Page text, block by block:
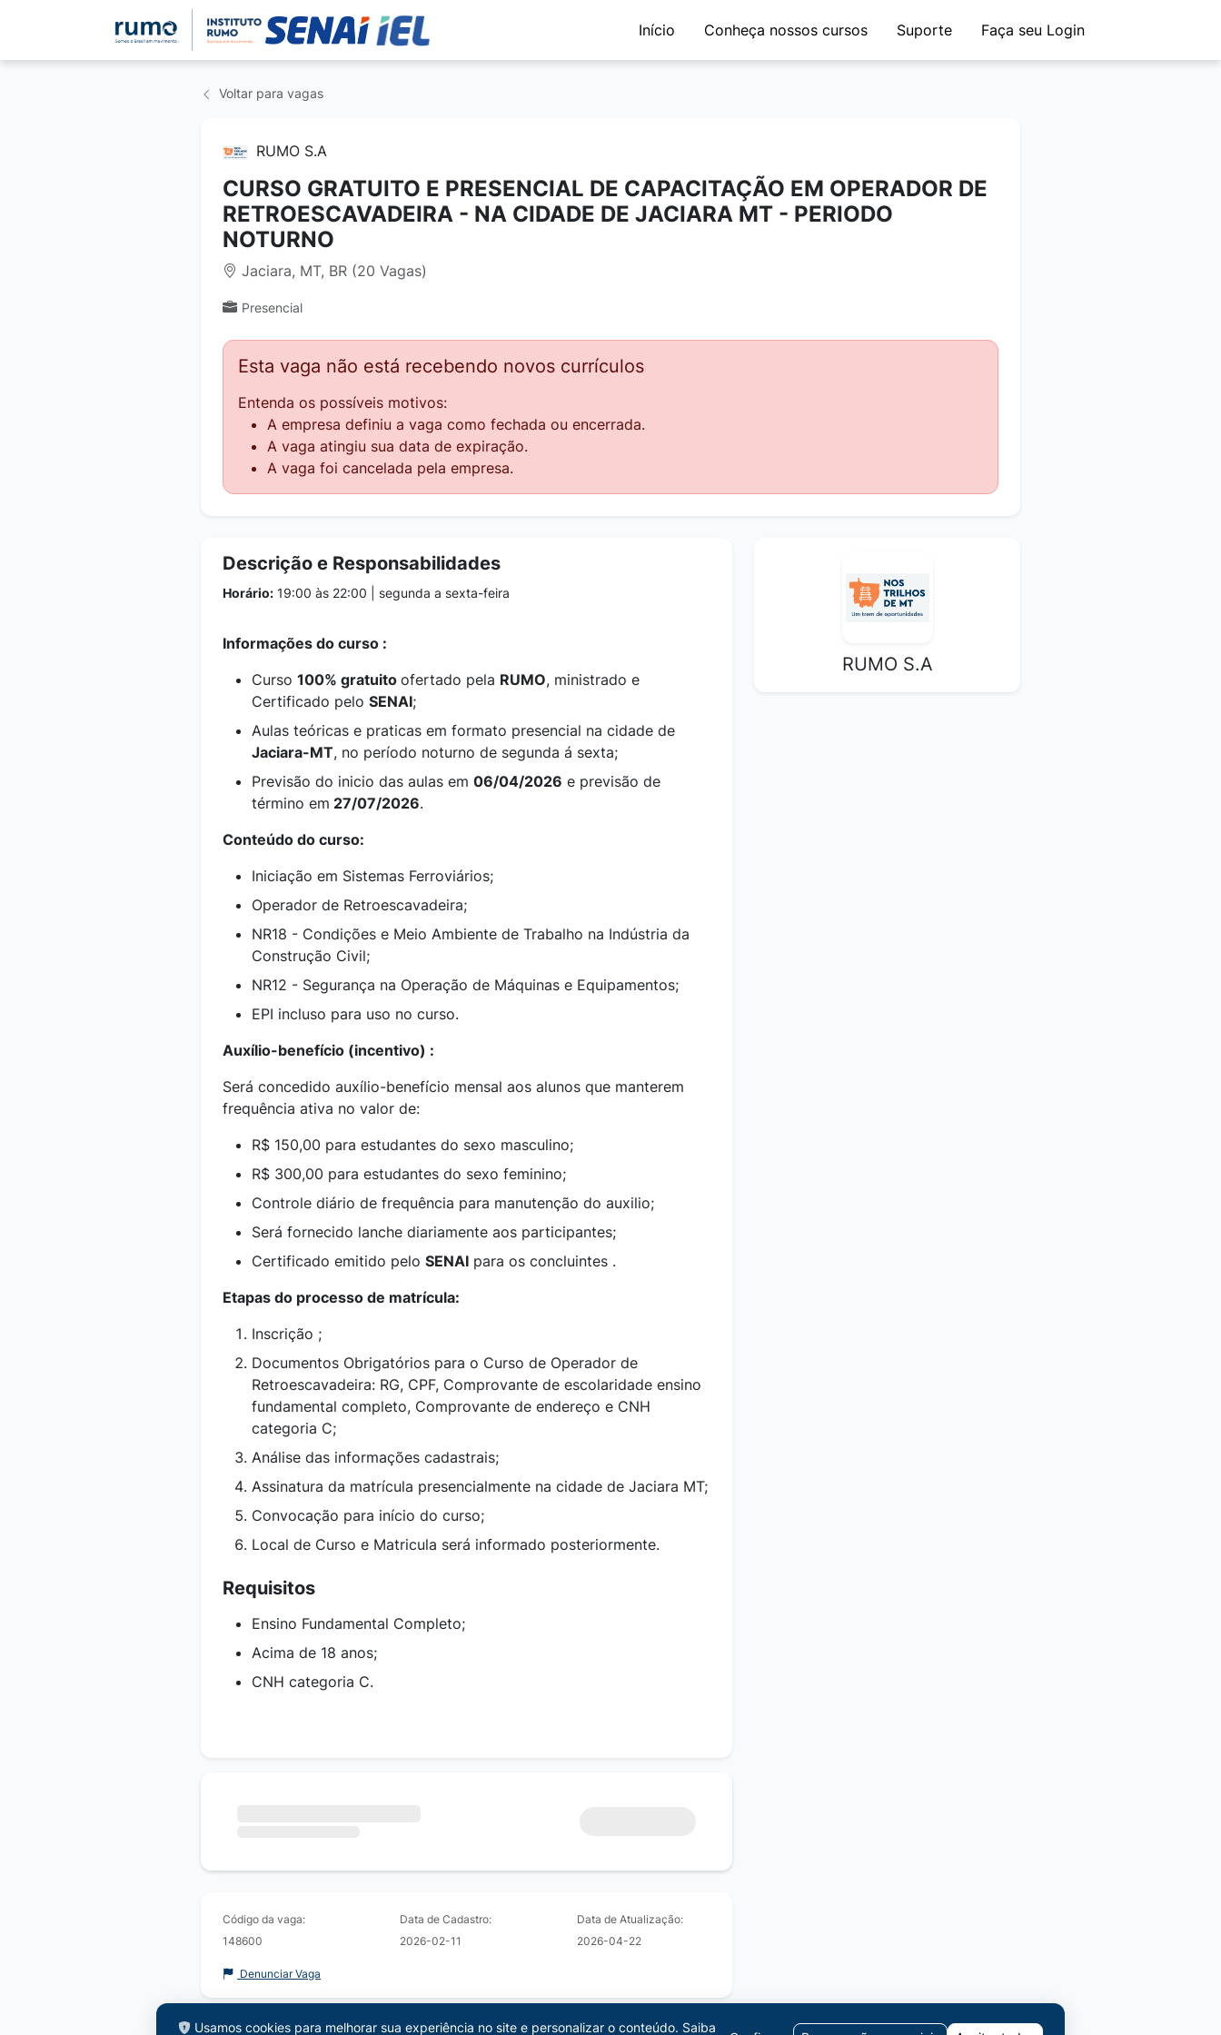
Início Conheça nossos cursos Suporte Faça seu Login
Voltar para vagas
RUMO S.A
CURSO GRATUITO E PRESENCIAL DE CAPACITAÇÃO EM OPERADOR DE
RETROESCAVADEIRA - NA CIDADE DE JACIARA MT - PERIODO
NOTURNO
Jaciara, MT, BR (20 Vagas)
Presencial
Esta vaga não está recebendo novos currículos
Entenda os possíveis motivos:
A empresa definiu a vaga como fechada ou encerrada.
A vaga atingiu sua data de expiração.
A vaga foi cancelada pela empresa.
Descrição e Responsabilidades
Horário: 19:00 às 22:00 | segunda a sexta-feira
Informações do curso :
Curso 100% gratuito ofertado pela RUMO, ministrado e
Certificado pelo SENAI;
Aulas teóricas e praticas em formato presencial na cidade de
Jaciara-MT, no período noturno de segunda á sexta;
Previsão do inicio das aulas em 06/04/2026 e previsão de
término em 27/07/2026.
Conteúdo do curso:
Iniciação em Sistemas Ferroviários;
Operador de Retroescavadeira;
NR18 - Condições e Meio Ambiente de Trabalho na Indústria da
Construção Civil;
NR12 - Segurança na Operação de Máquinas e Equipamentos;
EPI incluso para uso no curso.
Auxílio-benefício (incentivo) :
Será concedido auxílio-benefício mensal aos alunos que manterem
frequência ativa no valor de:
R$ 150,00 para estudantes do sexo masculino;
R$ 300,00 para estudantes do sexo feminino;
Controle diário de frequência para manutenção do auxilio;
Será fornecido lanche diariamente aos participantes;
Certificado emitido pelo SENAI para os concluintes .
Etapas do processo de matrícula:
Inscrição ;
Documentos Obrigatórios para o Curso de Operador de
Retroescavadeira: RG, CPF, Comprovante de escolaridade ensino
fundamental completo, Comprovante de endereço e CNH
categoria C;
Análise das informações cadastrais;
Assinatura da matrícula presencialmente na cidade de Jaciara MT;
Convocação para início do curso;
Local de Curso e Matricula será informado posteriormente.
Requisitos
Ensino Fundamental Completo;
Acima de 18 anos;
CNH categoria C.
Código da vaga:
148600
Data de Cadastro:
2026-02-11
Data de Atualização:
2026-04-22
Denunciar Vaga
RUMO S.A
Usamos cookies para melhorar sua experiência no site e personalizar o conteúdo. Saiba